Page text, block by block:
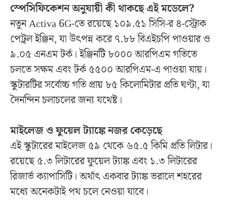
স্পেসিফিকেশন অনুযায়ী কী থাকছে এই মডেলে?
নতুন Activa 6G-তে রয়েছে ১০৯.৫১ সিসি-র ৪-স্ট্রোক
পেট্রল ইঞ্জিন, যা উৎপন্ন করে ৭.৮৮ বিএইচপি পাওয়ার ও
৯.০৫ এনএম টর্ক। ইঞ্জিনটি ৮০০০ আরপিএম গতিতে
চলতে সক্ষম এবং টর্ক ৫৫০০ আরপিএম-এ পাওয়া যায়।
স্কুটারটির সর্বোচ্চ গতি প্রায় ৮৫ কিলোমিটার প্রতি ঘণ্টা, যা
দৈনন্দিন চলাচলের জন্য যথেষ্ট।
মাইলেজ ও ফুয়েল ট্যাঙ্কে নজর কেড়েছে
এই স্কুটারের মাইলেজ ৫৯ থেকে ৬৫.৫ কিমি প্রতি লিটার।
রয়েছে ৫.৩ লিটারের ফুয়েল ট্যাঙ্ক এবং ১.৩ লিটারের
রিজার্ভ ক্যাপাসিটি। অর্থাৎ একবার ট্যাঙ্ক ভরালে শহরের
মধ্যে অনেকটাই পথ চলে নেওয়া যাবে।